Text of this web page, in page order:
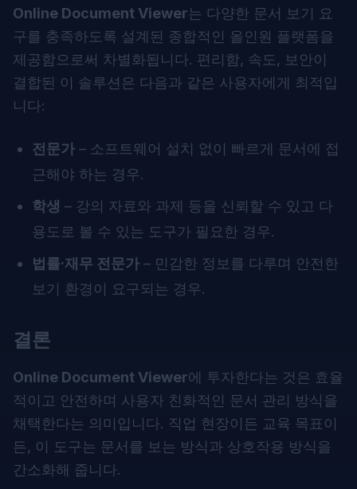
Online Document Viewer는 다양한 문서 보기 요
구를 충족하도록 설계된 종합적인 올인원 플랫폼을
제공함으로써 차별화됩니다. 편리함, 속도, 보안이
결합된 이 솔루션은 다음과 같은 사용자에게 최적입
니다:
전문가 – 소프트웨어 설치 없이 빠르게 문서에 접
근해야 하는 경우.
학생 – 강의 자료와 과제 등을 신뢰할 수 있고 다
용도로 볼 수 있는 도구가 필요한 경우.
법률·재무 전문가 – 민감한 정보를 다루며 안전한
보기 환경이 요구되는 경우.
결론
Online Document Viewer에 투자한다는 것은 효율
적이고 안전하며 사용자 친화적인 문서 관리 방식을
채택한다는 의미입니다. 직업 현장이든 교육 목표이
든, 이 도구는 문서를 보는 방식과 상호작용 방식을
간소화해 줍니다.